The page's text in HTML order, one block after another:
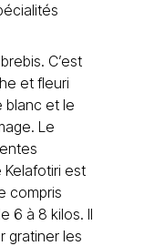
C’est
et fleuri
blanc et le
Le
Kelafotiri est
compris
6 à 8 kilos. Il
gratiner les